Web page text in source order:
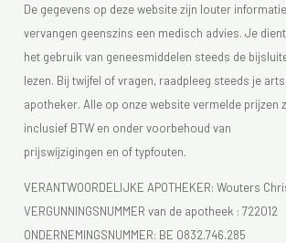
De gegevens op deze website zijn louter
vervangen geenszins een medisch advies. Je
het gebruik van geneesmiddelen steeds de
lezen. Bij twijfel of vragen, raadpleeg steeds je
apotheker. Alle op onze website vermelde prijzen
inclusief BTW en onder voorbehoud van
prijswijzigingen en of typfouten.
VERANTWOORDELIJKE APOTHEKER: Wouters
VERGUNNINGSNUMMER van de apotheek : 722012
ONDERNEMINGSNUMMER: BE 0832.746.285